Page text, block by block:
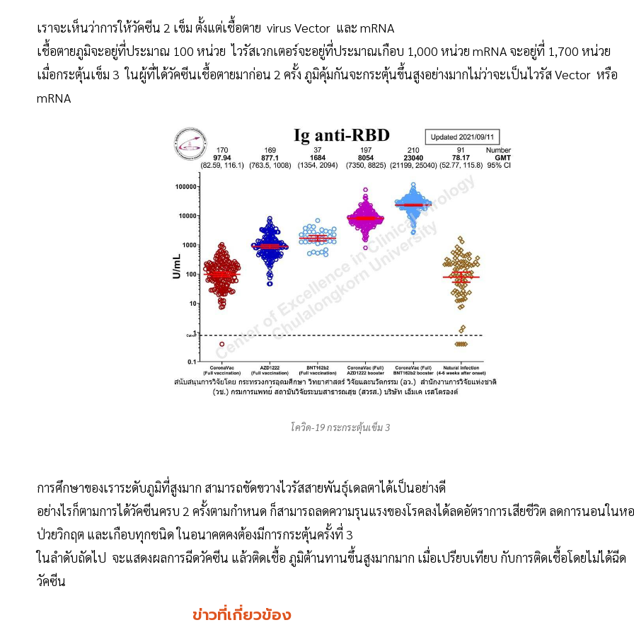
เราจะเห็นว่าการให้วัคซีน 2 เข็ม ตั้งแต่เชื้อตาย virus Vector และ mRNA
เชื้อตายภูมิจะอยู่ที่ประมาณ 100 หน่วย ไวรัสเวกเตอร์จะอยู่ที่ประมาณเกือบ 1,000 หน่วย mRNA จะอยู่ที่ 1,700 หน่วย
เมื่อกระตุ้นเข็ม 3 ในผู้ที่ได้วัคซีนเชื้อตายมาก่อน 2 ครั้ง ภูมิคุ้มกันจะกระตุ้นขึ้นสูงอย่างมากไม่ว่าจะเป็นไวรัส Vector หรือ
mRNA
โควิด-19 กระกระตุ้นเข็ม 3
การศึกษาของเราระดับภูมิที่สูงมาก สามารถขัดขวางไวรัสสายพันธุ์เดลตาได้เป็นอย่างดี
อย่างไรก็ตามการได้วัคซีนครบ 2 ครั้งตามกำหนด ก็สามารถลดความรุนแรงของโรคลงได้ลดอัตราการเสียชีวิต ลดการนอนในห
ป่วยวิกฤต และเกือบทุกชนิด ในอนาคตคงต้องมีการกระตุ้นครั้งที่ 3
ในลำดับถัดไป จะแสดงผลการฉีดวัคซีน แล้วติดเชื้อ ภูมิต้านทานขึ้นสูงมากมาก เมื่อเปรียบเทียบ กับการติดเชื้อโดยไม่ได้ฉีด
วัคซีน
ข่าวที่เกี่ยวข้อง